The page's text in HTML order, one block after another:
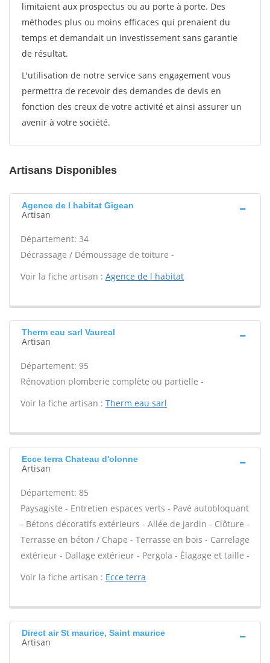
limitaient aux prospectus ou au porte à porte. Des
méthodes plus ou moins efficaces qui prenaient du
temps et demandait un investissement sans garantie
de résultat.
L'utilisation de notre service sans engagement vous
permettra de recevoir des demandes de devis en
fonction des creux de votre activité et ainsi assurer un
avenir à votre société.
Artisans Disponibles
Agence de l habitat Gigean
Artisan
Département: 34
Décrassage / Démoussage de toiture -
Voir la fiche artisan : Agence de l habitat
Therm eau sarl Vaureal
Artisan
Département: 95
Rénovation plomberie complète ou partielle -
Voir la fiche artisan : Therm eau sarl
Ecce terra Chateau d'olonne
Artisan
Département: 85
Paysagiste - Entretien espaces verts - Pavé autobloquant
- Bétons décoratifs extérieurs - Allée de jardin - Clôture -
Terrasse en béton / Chape - Terrasse en bois - Carrelage
extérieur - Dallage extérieur - Pergola - Élagage et taille -
Voir la fiche artisan : Ecce terra
Direct air St maurice, Saint maurice
Artisan